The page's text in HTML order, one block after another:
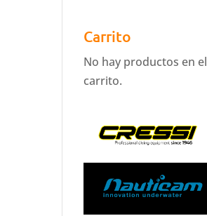
Carrito
No hay productos en el
carrito.